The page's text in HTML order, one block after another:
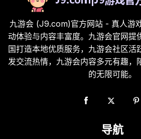
九游会 (J9.com)官方网站 - 真人游
动体验与内容丰富度。九游会官网提
国打造本地优质服务，九游会社区活
发交流热情，九游会内容多元有趣，
的无限可能。
导航